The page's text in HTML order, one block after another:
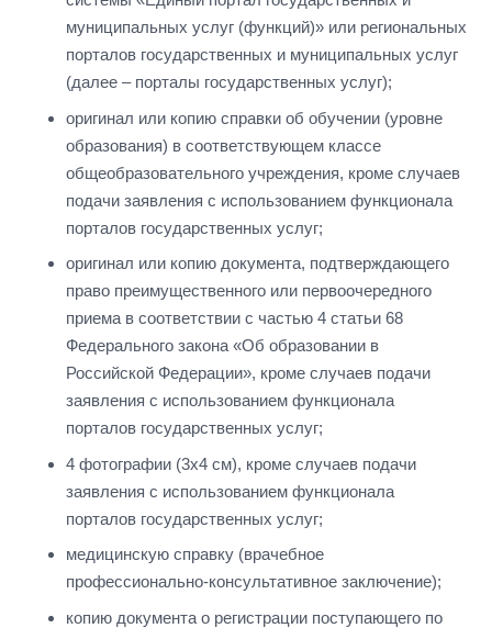
муниципальных услуг (функций)» или региональных
порталов государственных и муниципальных услуг
(далее – порталы государственных услуг);
оригинал или копию справки об обучении (уровне
образования) в соответствующем классе
общеобразовательного учреждения, кроме случаев
подачи заявления с использованием функционала
порталов государственных услуг;
оригинал или копию документа, подтверждающего
право преимущественного или первоочередного
приема в соответствии с частью 4 статьи 68
Федерального закона «Об образовании в
Российской Федерации», кроме случаев подачи
заявления с использованием функционала
порталов государственных услуг;
4 фотографии (3х4 см), кроме случаев подачи
заявления с использованием функционала
порталов государственных услуг;
медицинскую справку (врачебное
профессионально-консультативное заключение);
копию документа о регистрации поступающего по